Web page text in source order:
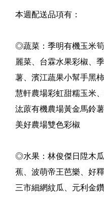
本週配送品項有：
◎蔬菜：季明有機玉米
麗菜、台霖水果彩椒、
薯、濱江蔬果小幫手黑
慧軒農場彩虹甜糯玉米
汯蒝有機農場黃金馬鈴
美好農場雙色彩椒
◎水果：林俊傑日陞木
蕉、波萌帝王芭樂、好
三市細網紋瓜、元利金